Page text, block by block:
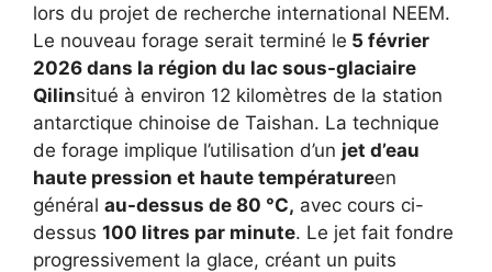
lors du projet de recherche international NEEM.
Le nouveau forage serait terminé le 5 février
2026 dans la région du lac sous-glaciaire
Qilinsitué à environ 12 kilomètres de la station
antarctique chinoise de Taishan. La technique
de forage implique l’utilisation d’un jet d’eau
haute pression et haute températureen
général au-dessus de 80 °C, avec cours ci-
dessus 100 litres par minute. Le jet fait fondre
progressivement la glace, créant un puits